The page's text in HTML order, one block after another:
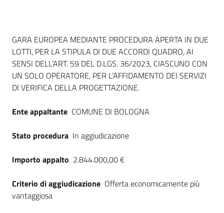
Dati del bando
GARA EUROPEA MEDIANTE PROCEDURA APERTA IN DUE
LOTTI, PER LA STIPULA DI DUE ACCORDI QUADRO, AI
SENSI DELL’ART. 59 DEL D.LGS. 36/2023, CIASCUNO CON
UN SOLO OPERATORE, PER L’AFFIDAMENTO DEI SERVIZI
DI VERIFICA DELLA PROGETTAZIONE.
Ente appaltante COMUNE DI BOLOGNA
Stato procedura In aggiudicazione
Importo appalto 2.844.000,00 €
Criterio di aggiudicazione Offerta economicamente più
vantaggiosa